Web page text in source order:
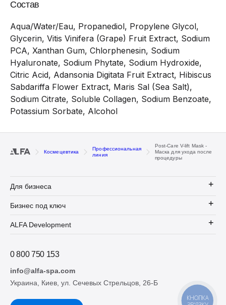
Состав
Aqua/Water/Eau, Propanediol, Propylene Glycol,
Glycerin, Vitis Vinifera (Grape) Fruit Extract, Sodium
PCA, Xanthan Gum, Chlorphenesin, Sodium
Hyaluronate, Sodium Phytate, Sodium Hydroxide,
Citric Acid, Adansonia Digitata Fruit Extract, Hibiscus
Sabdariffa Flower Extract, Maris Sal (Sea Salt),
Sodium Citrate, Soluble Collagen, Sodium Benzoate,
Potassium Sorbate, Alcohol
Космецевтика
Профессиональная
линия
Post-Care V-lift Mask -
Маска для ухода после
процедуры
Для бизнеса
Бизнес под ключ
ALFA Development
0 800 750 153
info@alfa-spa.com
Украина, Киев, ул. Сечевых Стрельцов, 26-Б
КНОПКА